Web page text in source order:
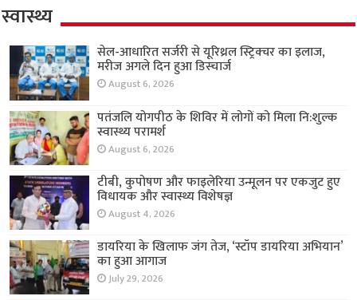
स्वास्थ्य
सेल-आधारित सर्जरी से यूरिथ्रल स्ट्रिक्चर का इलाज,
मरीज अगले दिन हुआ डिस्चार्ज
August 6, 2026
पतंजलि योगपीठ के शिविर में लोगों को मिला नि:शुल्क
स्वास्थ्य परामर्श
August 6, 2026
टीबी, कुपोषण और फाइलेरिया उन्मूलन पर एकजुट हुए
विधायक और स्वास्थ्य विशेषज्ञ
August 4, 2026
डायरिया के खिलाफ जंग तेज, ‘स्टॉप डायरिया अभियान’
का हुआ आगाज
July 29, 2026